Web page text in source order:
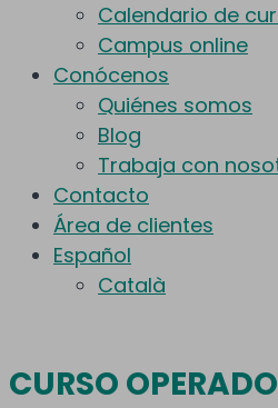
Calendario de
Campus online
Conócenos
Quiénes somos
Blog
Trabaja con
Contacto
Área de clientes
Español
Català
CURSO